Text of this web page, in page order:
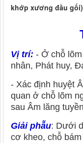
khớp xương đầu
Vị trí: - Ở chỗ
nhân, Phát huy,
- Xác định huyệt
quan ở chỗ lõm
sau Âm lăng
Giải phẫu: Dưới
cơ kheo, chỗ